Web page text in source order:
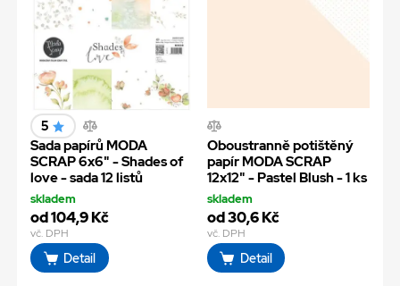
5
Sada papírů MODA
SCRAP 6x6" - Shades of
love - sada 12 listů
skladem
od 104,9 Kč
vč. DPH
Detail
Oboustranně potištěný
papír MODA SCRAP
12x12" - Pastel Blush - 1 ks
skladem
od 30,6 Kč
vč. DPH
Detail